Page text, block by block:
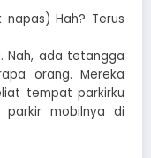
Hah? Terus
Nah, ada tetangga
orang. Mereka
tempat parkirku
parkir mobilnya di